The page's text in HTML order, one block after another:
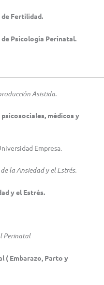
de Fertilidad.
de Psicología Perinatal.
Asistida.
médicos y
Empresa.
la Ansiedad y el Estrés.
y el Estrés.
Perinatal
( Embarazo, Parto y